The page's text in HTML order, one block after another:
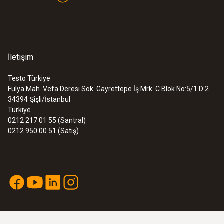
İletişim
Testo Türkiye
Fulya Mah. Vefa Deresi Sok. Gayrettepe İş Mrk. C Blok No:5/1 D:2
34394 Şişli/İstanbul
Türkiye
0212 217 01 55 (Santral)
0212 950 00 51 (Satış)